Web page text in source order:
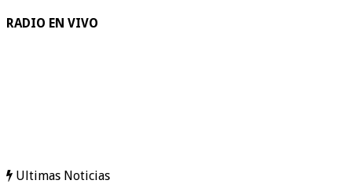
RADIO EN VIVO
Ultimas Noticias